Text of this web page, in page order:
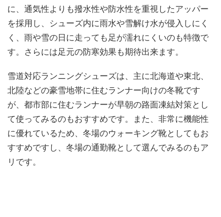
に、通気性よりも撥水性や防水性を重視したアッパー
を採用し、シューズ内に雨水や雪解け水が侵入しにく
く、雨や雪の日に走っても足が濡れにくいのも特徴で
す。さらには足元の防寒効果も期待出来ます。
雪道対応ランニングシューズは、主に北海道や東北、
北陸などの豪雪地帯に住むランナー向けの冬靴です
が、都市部に住むランナーが早朝の路面凍結対策とし
て使ってみるのもおすすめです。また、非常に機能性
に優れているため、冬場のウォーキング靴としてもお
すすめですし、冬場の通勤靴として選んでみるのもア
リです。